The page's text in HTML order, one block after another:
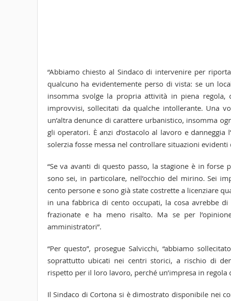
“Abbiamo chiesto al Sindaco di intervenire per
qualcuno ha evidentemente perso di vista: se un
insomma svolge la propria attività in piena
improvvisi, sollecitati da qualche intollerante. Una
un’altra denunce di carattere urbanistico, insomma
gli operatori. È anzi d’ostacolo al lavoro e
solerzia fosse messa nel controllare situazioni
“Se va avanti di questo passo, la stagione è in forse
sono sei, in particolare, nell’occhio del mirino. Sei
cento persone e sono già state costrette a licenziare
in una fabbrica di cento occupati, la cosa avrebbe
frazionate e ha meno risalto. Ma se per
amministratori”.
“Per questo”, prosegue Salvicchi, “abbiamo
soprattutto ubicati nei centri storici, a rischio di
rispetto per il loro lavoro, perché un’impresa in
Il Sindaco di Cortona si è dimostrato disponibile nei